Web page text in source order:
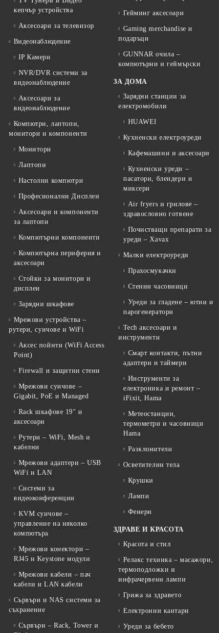
кепчър устройства
Аксесоари за телевизор
Видеонаблюдение
IP Камери
NVR/DVR системи за
видеонаблюдение
Аксесоари за
видеонаблюдение
Компютри, лаптопи,
монитори и компоненти
Монитори
Лаптопи
Настолни компютри
Професионални Дисплеи
Аксесоари и компоненти
за лаптопи
Компютърни компоненти
Компютърна периферия и
аксесоари
Стойки за монитори и
дисплеи
Зарядни шкафове
Мрежови устройства –
рутери, суичове и WiFi
Аксес пойнти (WiFi Access
Point)
Firewall и защитни стени
Мрежови суичове –
Gigabit, PoE и Managed
Rack шкафове 19" и
аксесоари
Рутери – WiFi, Mesh и
кабелни
Мрежови адаптери – USB
WiFi и LAN
Системи за
видеоконференции
KVM суичове –
управление на няколко
компютъра
Мрежови конектори –
RJ45 и Keystone модули
Мрежови кабели – пач
кабели и LAN кабели
Сървъри и NAS системи за
съхранение
Сървъри – Rack, Tower и
Гейминг аксесоари
Gaming merchandise и
подаръци
GUNNAR очила –
компютърни и геймърски
ЗА ДОМА
Зарядни станции за
електромобили
HUAWEI
Кухненски електроуреди
Кафемашини и аксесоари
Кухненски уреди –
пасатори, блендери и
миксери
Air fryers и грилове –
здравословно готвене
Почистващи препарати за
уреди – Xavax
Малки електроуреди
Прахосмукачки
Стенни часовници
Уреди за гладене – ютии и
парогенератори
Tech аксесоари и
инструменти
Смарт контакти, пътни
адаптери и таймери
Инструменти за
електроника и ремонт –
iFixit, Hama
Метеостанции,
термометри и часовници
Hama
Разклонители
Осветителни тела
Крушки
Лампи
Фенери
ЗДРАВЕ И КРАСОТА
Красота и стил
Релакс техника – масажори,
термоподложки и
инфрачервени лампи
Грижа за здравето
Електронни кантари
Уреди за бебето